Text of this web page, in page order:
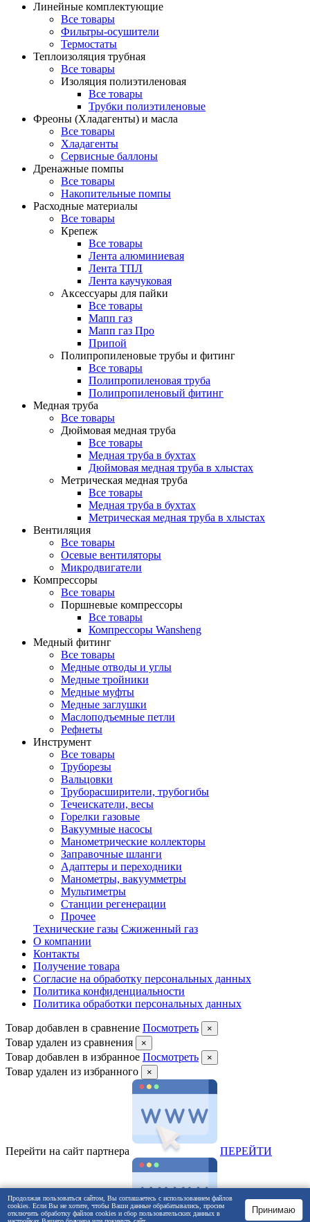
Линейные комплектующие
Все товары
Фильтры-осушители
Термостаты
Теплоизоляция трубная
Все товары
Изоляция полиэтиленовая
Все товары
Трубки полиэтиленовые
Фреоны (Хладагенты) и масла
Все товары
Хладагенты
Сервисные баллоны
Дренажные помпы
Все товары
Накопительные помпы
Расходные материалы
Все товары
Крепеж
Все товары
Лента алюминиевая
Лента ТПЛ
Лента каучуковая
Аксессуары для пайки
Все товары
Мапп газ
Мапп газ Про
Припой
Полипропиленовые трубы и фитинг
Все товары
Полипропиленовая труба
Полипропиленовый фитинг
Медная труба
Все товары
Дюймовая медная труба
Все товары
Медная труба в бухтах
Дюймовая медная труба в хлыстах
Метрическая медная труба
Все товары
Медная труба в бухтах
Метрическая медная труба в хлыстах
Вентиляция
Все товары
Осевые вентиляторы
Микродвигатели
Компрессоры
Все товары
Поршневые компрессоры
Все товары
Компрессоры Wansheng
Медный фитинг
Все товары
Медные отводы и углы
Медные тройники
Медные муфты
Медные заглушки
Маслоподъемные петли
Рефнеты
Инструмент
Все товары
Труборезы
Вальцовки
Труборасширители, трубогибы
Течеискатели, весы
Горелки газовые
Вакуумные насосы
Манометрические коллекторы
Заправочные шланги
Адаптеры и переходники
Манометры, вакуумметры
Мультиметры
Станции регенерации
Прочее
Технические газы Сжиженный газ
О компании
Контакты
Получение товара
Согласие на обработку персональных данных
Политика конфиденциальности
Политика обработки персональных данных
Товар добавлен в сравнение Посмотреть ×
Товар удален из сравнения ×
Товар добавлен в избранное Посмотреть ×
Товар удален из избранного ×
Перейти на сайт партнера ПEРЕЙТИ
Продолжая пользоваться сайтом, Вы соглашаетесь с использованием файлов
cookies. Если Вы не хотите, чтобы Ваши данные обрабатывались, просим
отключить обработку файлов cookies и сбор пользовательских данных в
Принимаю